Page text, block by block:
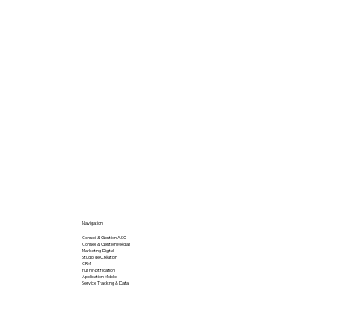
Navigation
Conseil & Gestion ASO
Conseil & Gestion Médias
Marketing Digital
Studio de Création
CRM
Push Notification
Application Mobile
Service Tracking & Data